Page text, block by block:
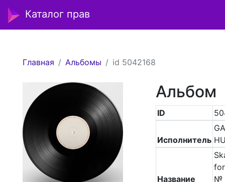
Каталог прав
Главная Альбомы id 5042168
Альбом
ID
Исполнитель
Название
№